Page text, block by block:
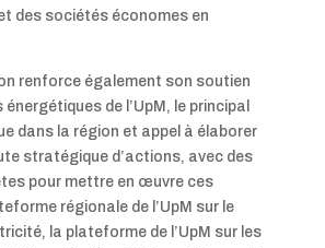
des sociétés économes en
renforce également son soutien
de l’UpM, le principal
dans la région et appel à élaborer
stratégique d’actions, avec des
pour mettre en œuvre ces
régionale de l’UpM sur le
la plateforme de l’UpM sur les